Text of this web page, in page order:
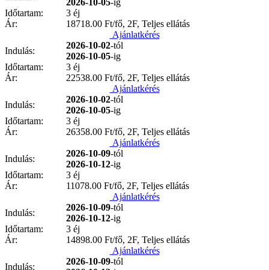
Időtartam:
3 éj
Ár:
18718.00 Ft/fő, 2F, Teljes ellátás
Ajánlatkérés
Indulás:
2026-10-02-tól
2026-10-05-ig
Időtartam:
3 éj
Ár:
22538.00 Ft/fő, 2F, Teljes ellátás
Ajánlatkérés
Indulás:
2026-10-02-tól
2026-10-05-ig
Időtartam:
3 éj
Ár:
26358.00 Ft/fő, 2F, Teljes ellátás
Ajánlatkérés
Indulás:
2026-10-09-tól
2026-10-12-ig
Időtartam:
3 éj
Ár:
11078.00 Ft/fő, 2F, Teljes ellátás
Ajánlatkérés
Indulás:
2026-10-09-tól
2026-10-12-ig
Időtartam:
3 éj
Ár:
14898.00 Ft/fő, 2F, Teljes ellátás
Ajánlatkérés
Indulás:
2026-10-09-tól